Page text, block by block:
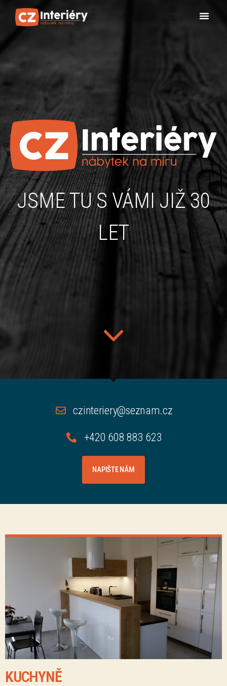
JSME TU S VÁMI JIŽ 30
LET
czinteriery@seznam.cz
+420 608 883 623
NAPIŠTE NÁM
KUCHYNĚ